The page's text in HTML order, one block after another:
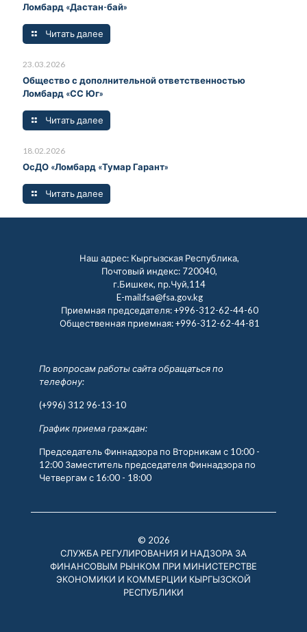
Ломбард «Дастан-бай»
Читать далее
23.03.2026
Общество с дополнительной ответственностью
Ломбард «СС Юг»
Читать далее
18.02.2026
ОсДО «Ломбард «Тумар Гарант»
Читать далее
Наш адрес: Кыргызская Республика,
Почтовый индекс: 720040,
г.Бишкек, пр.Чуй,114
E-mail:fsa@fsa.gov.kg
Приемная председателя:+996-312-62-44-60
Общественная приемная:+996-312-62-44-81
По вопросам работы сайта обращаться по
телефону:
(+996) 312 96-13-10
График приема граждан:
Председатель Финнадзора по Вторникам с 10:00 -
12:00 Заместитель председателя Финнадзора по
Четвергам с 16:00 - 18:00
© 2026
СЛУЖБА РЕГУЛИРОВАНИЯ И НАДЗОРА ЗА
ФИНАНСОВЫМ РЫНКОМ ПРИ МИНИСТЕРСТВЕ
ЭКОНОМИКИ И КОММЕРЦИИ КЫРГЫЗСКОЙ
РЕСПУБЛИКИ